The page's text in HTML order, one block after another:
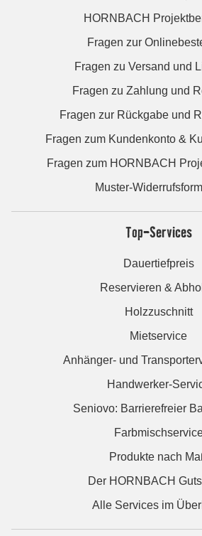
HORNBACH
Fragen zur
Fragen zu Versand und
Fragen zu Zahlung und
Fragen zur Rückgabe und
Fragen zum Kundenkonto &
Fragen zum HORNBACH
Muster-
Top-Services
Dauertiefpreis
Reservieren &
Holzzuschnitt
Mietservice
Anhänger- und
Handwerker-
Seniovo: Barrierefreier
Produkte nach
Der HORNBACH
Alle Services im